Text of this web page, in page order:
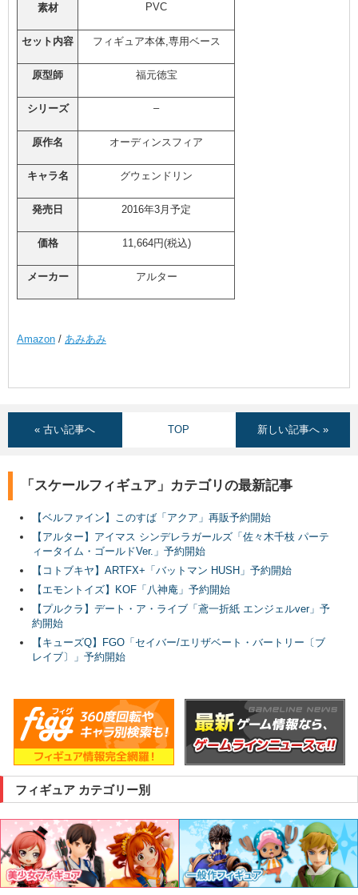
素材 PVC
セット内容 フィギュア本体,専用ベース
原型師 福元徳宝
シリーズ –
原作名 オーディンスフィア
キャラ名 グウェンドリン
発売日 2016年3月予定
価格 11,664円(税込)
メーカー アルター
Amazon / あみあみ
« 古い記事へ TOP 新しい記事へ »
「スケールフィギュア」カテゴリの最新記事
【ベルファイン】このすば「アクア」再販予約開始
【アルター】アイマス シンデレラガールズ「佐々木千枝 パーテ
ィータイム・ゴールドVer.」予約開始
【コトブキヤ】ARTFX+「バットマン HUSH」予約開始
【エモントイズ】KOF「八神庵」予約開始
【プルクラ】デート・ア・ライブ「鳶一折紙 エンジェルver」予
約開始
【キューズQ】FGO「セイバー/エリザベート・バートリー〔ブ
レイブ〕」予約開始
フィギュア カテゴリー別